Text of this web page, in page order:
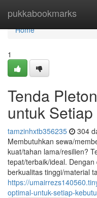
pukkabookmarks
Home
Home
1
Tenda
untuk
tamzinhxtb356235 304
Membutuhkan sewa/
kuat/tahan lama/resilien?
tepat/terbaik/ideal.
berkualitas tinggi/material
https://
optimal-untuk-setiap-